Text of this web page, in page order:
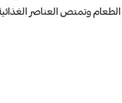
وتمتص العناصر